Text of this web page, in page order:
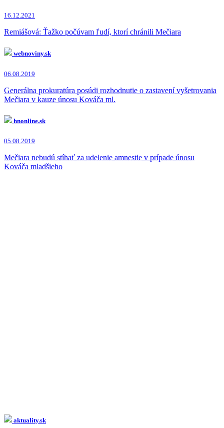
Robert Fico
Denisa Saková
Marián Kočner(2x)
Veronika Remišová
Robert Kaliňák
Andrej Kiska
16.12.2021
Remiášová: Ťažko počúvam ľudí, ktorí chránili Mečiara
webnoviny.sk
06.08.2019
Generálna prokuratúra posúdi rozhodnutie o zastavení vyšetrovania
Mečiara v kauze únosu Kováča ml.
hnonline.sk
05.08.2019
Mečiara nebudú stíhať za udelenie amnestie v prípade únosu
Kováča mladšieho
aktuality.sk